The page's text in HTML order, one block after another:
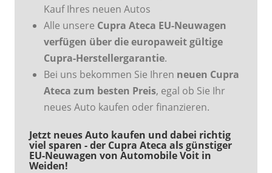
Kauf Ihres neuen Autos
Alle unsere Cupra Ateca EU-Neuwagen
verfügen über die europaweit gültige
Cupra-Herstellergarantie.
Bei uns bekommen Sie Ihren neuen Cupra
Ateca zum besten Preis, egal ob Sie Ihr
neues Auto kaufen oder finanzieren.
Jetzt neues Auto kaufen und dabei richtig
viel sparen - der Cupra Ateca als günstiger
EU-Neuwagen von Automobile Voit in
Weiden!